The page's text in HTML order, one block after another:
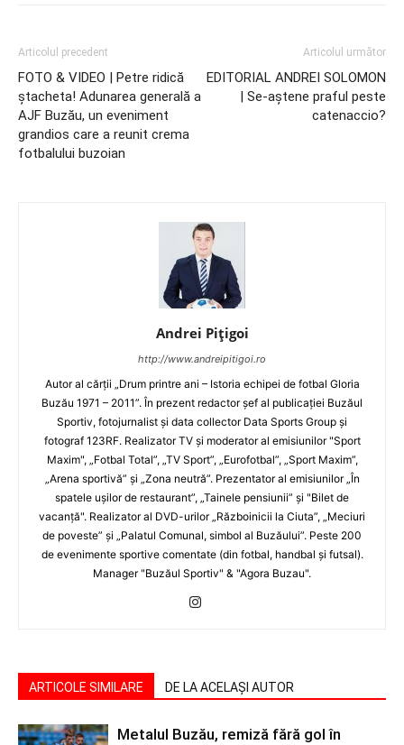
Articolul precedent
FOTO & VIDEO | Petre ridică
ştacheta! Adunarea generală a
AJF Buzău, un eveniment
grandios care a reunit crema
fotbalului buzoian
Articolul următor
EDITORIAL ANDREI SOLOMON
| Se-aștene praful peste
catenaccio?
Andrei Pițigoi
http://www.andreipitigoi.ro
Autor al cărţii „Drum printre ani – Istoria echipei de fotbal Gloria
Buzău 1971 – 2011”. În prezent redactor şef al publicaţiei Buzăul
Sportiv, fotojurnalist şi data collector Data Sports Group şi
fotograf 123RF. Realizator TV şi moderator al emisiunilor "Sport
Maxim", „Fotbal Total”, „TV Sport”, „Eurofotbal”, „Sport Maxim”,
„Arena sportivă” şi „Zona neutră”. Prezentator al emisiunilor „În
spatele uşilor de restaurant”, „Tainele pensiunii” şi "Bilet de
vacanţă". Realizator al DVD-urilor „Războinicii la Ciuta”, „Meciuri
de poveste” şi „Palatul Comunal, simbol al Buzăului”. Peste 200
de evenimente sportive comentate (din fotbal, handbal şi futsal).
Manager "Buzăul Sportiv" & "Agora Buzau".
ARTICOLE SIMILARE DE LA ACELAȘI AUTOR
Metalul Buzău, remiză fără gol în